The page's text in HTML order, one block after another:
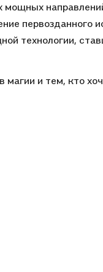
первозданного
технологии,
и тем, кто